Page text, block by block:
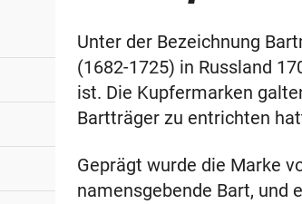
Unter der Bezeichnung
(1682-1725) in Russland
ist. Die Kupfermarken
Bartträger zu entrichten
Geprägt wurde die Marke
namensgebende Bart, und